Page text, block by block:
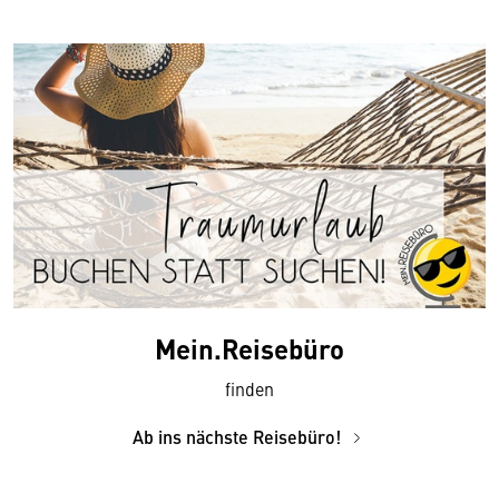
Mein.Reise­büro
finden
Ab ins nächste Reisebüro!